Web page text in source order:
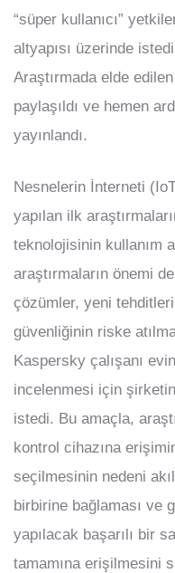
“süper kullanıcı”
altyapısı üzerinde
Araştırmada elde
paylaşıldı ve hemen
yayınlandı.
Nesnelerin İnterneti
yapılan ilk
teknolojisinin kullanım
araştırmaların önemi
çözümler, yeni
güvenliğinin riske
Kaspersky çalışanı
incelenmesi için şirketin
istedi. Bu amaçla,
kontrol cihazına
seçilmesinin nedeni
birbirine bağlaması ve
yapılacak başarılı bir
tamamına erişilmesini